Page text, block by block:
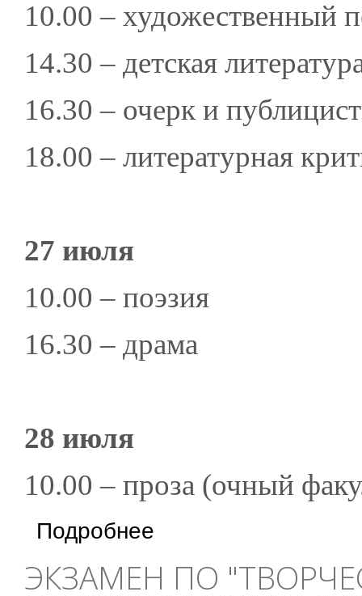
10.00 – художественный
14.30 – детская
16.30 – очерк и
18.00 – литературная
27 июля
10.00 – поэзия
16.30 – драма
28 июля
10.00 – проза (очный
Подробнее
ЭКЗАМЕН ПО